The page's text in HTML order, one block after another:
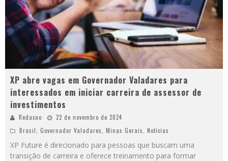
XP abre vagas em Governador Valadares para
interessados em iniciar carreira de assessor de
investimentos
Redacao
22 de novembro de 2024
Brasil, Governador Valadares, Minas Gerais, Notícias
XP Future é direcionado para pessoas que buscam uma
transição de carreira e oferece treinamento para formar